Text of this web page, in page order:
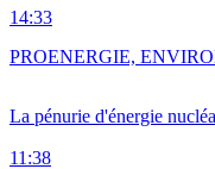
14:33
La pénurie d'énergie
11:38
PROENERGIE,